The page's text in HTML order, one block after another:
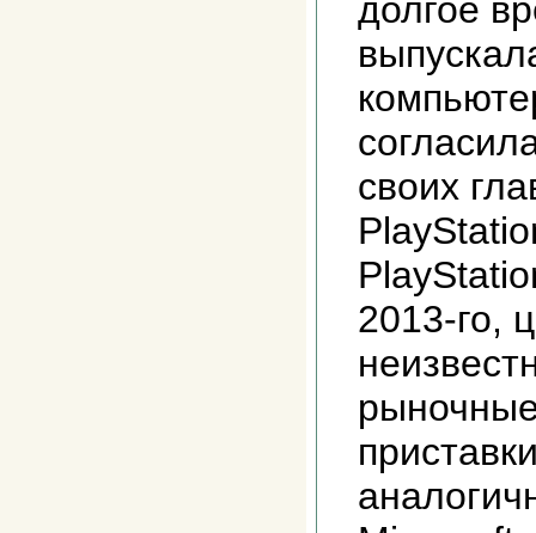
долгое
своих
2013-го,